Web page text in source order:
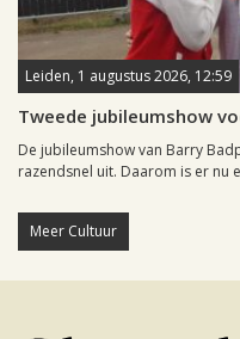
Leiden, 1 augustus 2026, 12:59
Tweede jubileumshow
De jubileumshow van Barry
razendsnel uit. Daarom is er nu
Meer Cultuur